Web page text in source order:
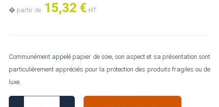
� partir de 15,32 € HT
Communément appelé papier de soie, son aspect et sa présentation sont
particulièrement appréciés pour la protection des produits fragiles ou de
luxe.